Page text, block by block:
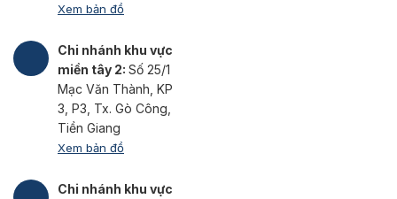
Xem bản đồ
Chi nhánh khu vực
miền tây 2: Số 25/1
Mạc Văn Thành, KP
3, P3, Tx. Gò Công,
Tiền Giang
Xem bản đồ
Chi nhánh khu vực